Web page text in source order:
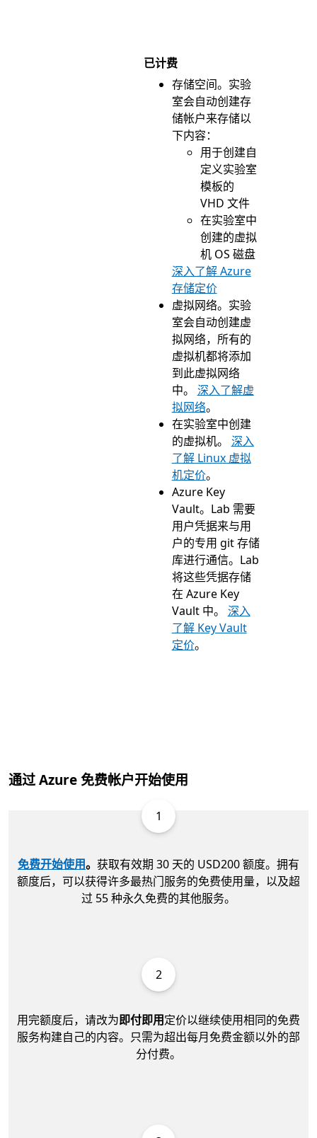
已计费
存储空间。实验
室会自动创建存
储帐户来存储以
下内容：
用于创建自
定义实验室
模板的
VHD 文件
在实验室中
创建的虚拟
机 OS 磁盘
深入了解 Azure
存储定价
虚拟网络。实验
室会自动创建虚
拟网络，所有的
虚拟机都将添加
到此虚拟网络
中。 深入了解虚
拟网络。
在实验室中创建
的虚拟机。 深入
了解 Linux 虚拟
机定价。
Azure Key
Vault。Lab 需要
用户凭据来与用
户的专用 git 存储
库进行通信。Lab
将这些凭据存储
在 Azure Key
Vault 中。 深入
了解 Key Vault
定价。
通过 Azure 免费帐户开始使用
1
免费开始使用。 获取有效期 30 天的 USD200 额度。拥有
额度后，可以获得许多最热门服务的免费使用量，以及超
过 55 种永久免费的其他服务。
2
用完额度后，请改为即付即用定价以继续使用相同的免费
服务构建自己的内容。只需为超出每月免费金额以外的部
分付费。